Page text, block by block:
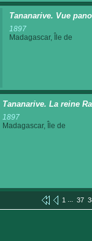
Tananarive. Vue
1897
Madagascar, Île de
Tananarive. La reine
1897
Madagascar, Île de
1 ... 37